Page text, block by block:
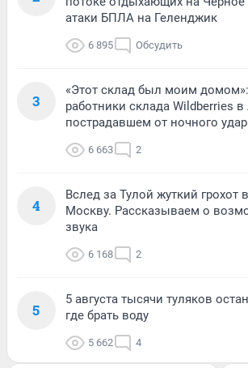
атаки БПЛА на Геленджик
6 895 Обсудить
3
«Этот склад был моим домом»:
работники склада Wildberries
пострадавшем от ночного
6 663 2
4
Вслед за Тулой жуткий грохот
Москву. Рассказываем о
звука
6 168 2
5
5 августа тысячи туляков
где брать воду
5 662 4